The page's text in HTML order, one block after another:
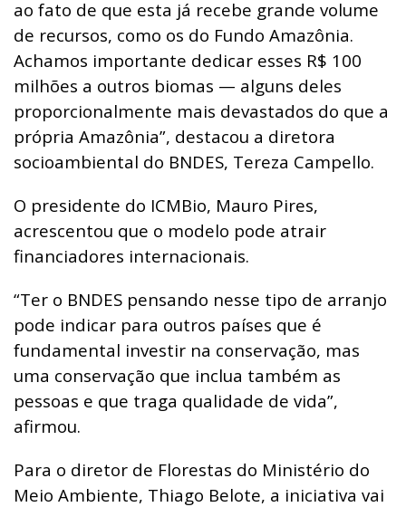
ao fato de que esta já recebe grande volume
de recursos, como os do Fundo Amazônia.
Achamos importante dedicar esses R$ 100
milhões a outros biomas — alguns deles
proporcionalmente mais devastados do que a
própria Amazônia”, destacou a diretora
socioambiental do BNDES, Tereza Campello.
O presidente do ICMBio, Mauro Pires,
acrescentou que o modelo pode atrair
financiadores internacionais.
“Ter o BNDES pensando nesse tipo de arranjo
pode indicar para outros países que é
fundamental investir na conservação, mas
uma conservação que inclua também as
pessoas e que traga qualidade de vida”,
afirmou.
Para o diretor de Florestas do Ministério do
Meio Ambiente, Thiago Belote, a iniciativa vai